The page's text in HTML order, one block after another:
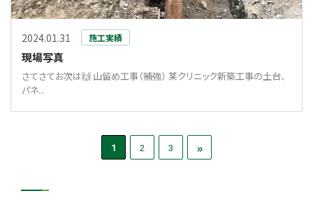
2024.01.31 施工実績
現場写真
さてさてお次は🙌 山留め工事（補強） 某クリニック新築工事の土台、
パネ...
1 2 3 »